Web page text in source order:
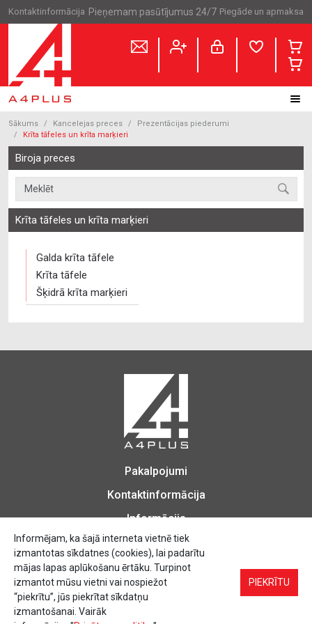
Kontaktinformācija Pieņemam pasūtījumus 24/7 Piegāde un apmaksa
Sākums Kancelejas preces
Prezentācijas piederumi
Krīta tāfeles un krīta marķieri
Biroja preces
Krīta tāfeles un krīta marķieri
Galda krīta tāfele
Krīta tāfele
Šķidrā krīta marķieri
Biroja Preces, Zīmogu izgatavošana, Printēšana, Kopēšana, Iesiešana,
Vizītkartes, Skrejlapas, Uzlīmes.
Pakalpojumi
Kontaktinformācija
Informācija
Informējam, ka šajā interneta vietnē tiek
izmantotas sīkdatnes (cookies), lai padarītu
mājas lapas aplūkošanu ērtāku. Turpinot
izmantot mūsu vietni vai nospiežot
“piekrītu”, jūs piekrītat sīkdatņu
izmantošanai. Vairāk
PIEKRĪTU